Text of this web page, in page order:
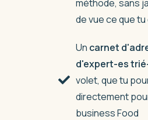
méthode, sans
de vue ce que
Un carnet
d'expert-es
volet, que tu
directement
business Food